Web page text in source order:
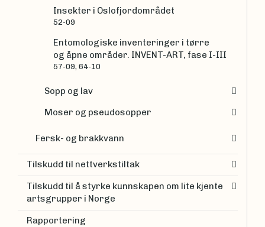
Insekter i Oslofjordområdet
52-09
Entomologiske inventeringer i tørre
og åpne områder. INVENT-ART, fase I-III
57-09, 64-10
Sopp og lav
Moser og pseudosopper
Fersk- og brakkvann
Tilskudd til nettverkstiltak
Tilskudd til å styrke kunnskapen om lite kjente
artsgrupper i Norge
Rapportering